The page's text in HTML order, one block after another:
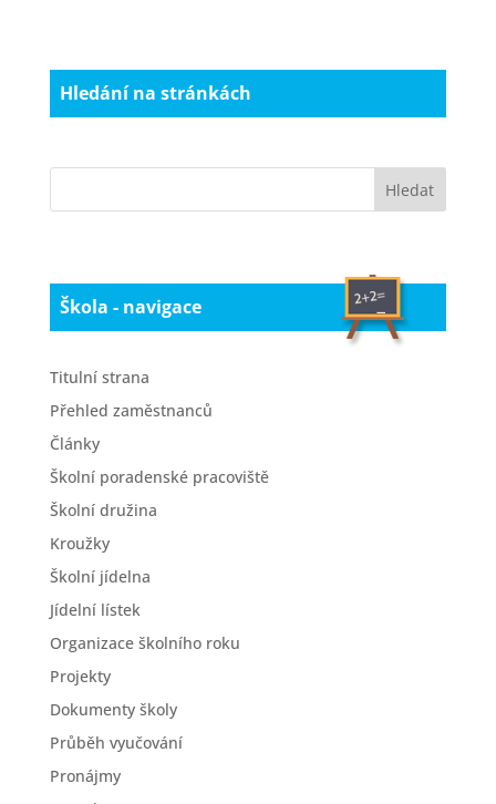
Hledání na stránkách
Škola - navigace
Titulní strana
Přehled zaměstnanců
Články
Školní poradenské pracoviště
Školní družina
Kroužky
Školní jídelna
Jídelní lístek
Organizace školního roku
Projekty
Dokumenty školy
Průběh vyučování
Pronájmy